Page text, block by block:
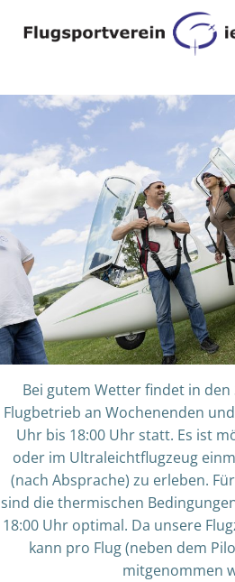
Zum
Bei gutem Wetter findet in
Flugbetrieb an Wochenenden
Uhr bis 18:00 Uhr statt. Es ist
oder im Ultraleichtflugzeug
(nach Absprache) zu erleben.
sind die thermischen
18:00 Uhr optimal. Da unsere
kann pro Flug (neben dem
mitgenommen